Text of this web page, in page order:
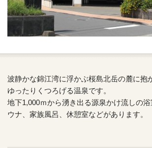
波静かな錦江湾に浮かぶ桜島北岳の麓に抱
ゆったりくつろげる温泉です。
地下1,000ｍから湧き出る源泉かけ流しの
ウナ、家族風呂、休憩室などがあります。